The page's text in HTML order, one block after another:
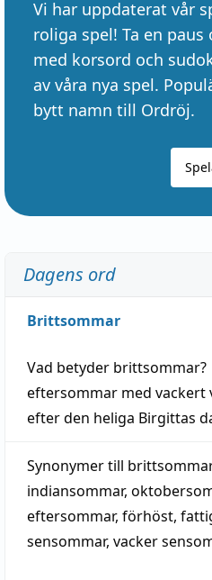
Vi har uppdaterat vår
roliga spel! Ta en
med korsord och
av våra nya spel.
bytt namn till Ordröj.
Dagens ord
Brittsommar
Vad betyder brittsommar?
eftersommar med vackert
efter den heliga Birgittas
Synonymer till
indiansommar,
eftersommar, förhöst,
sensommar, vacker